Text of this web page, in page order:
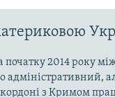
початку 2014 року
адміністративний,
з Кримом